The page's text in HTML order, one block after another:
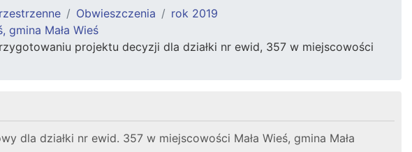
Obwieszczenia
rok 2019
gmina Mała Wieś
projektu decyzji dla działki nr ewid, 357 w miejscowości
dla działki nr ewid. 357 w miejscowości Mała Wieś, gmina Mała